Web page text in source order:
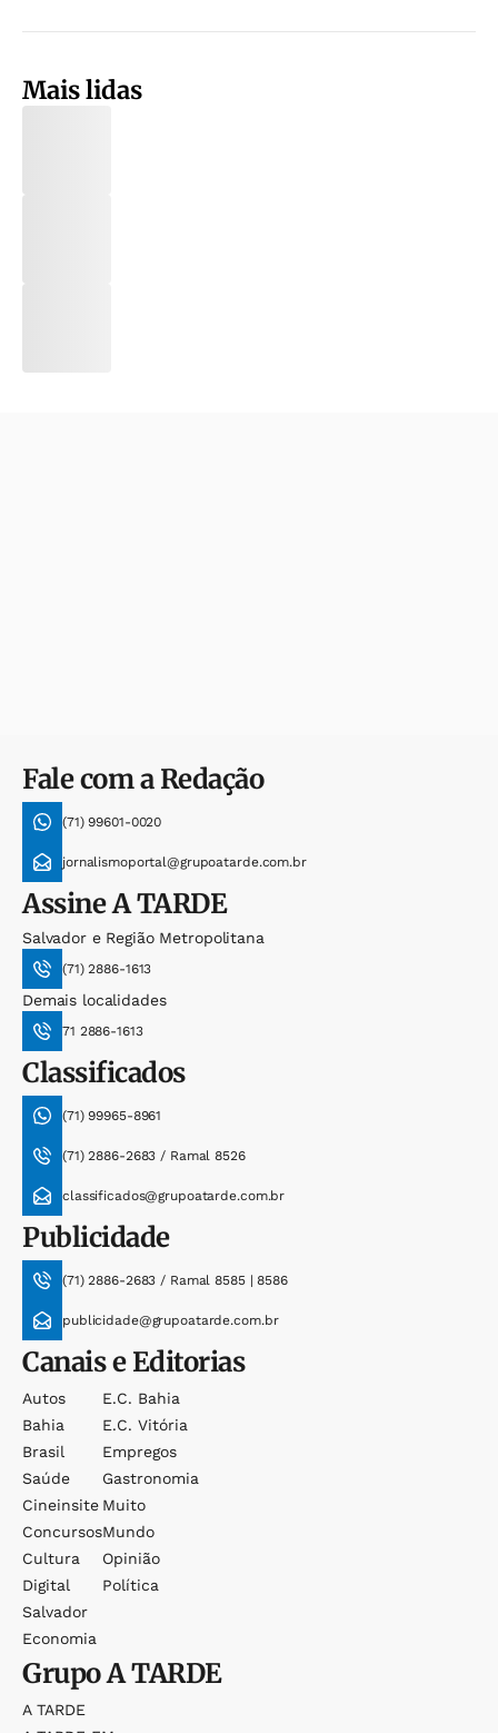
Mais lidas
Fale com a Redação
(71) 99601-0020
jornalismoportal@grupoatarde.com.br
AssineA TARDE
Salvador e Região Metropolitana
(71) 2886-1613
Demais localidades
71 2886-1613
Classificados
(71) 99965-8961
(71) 2886-2683 / Ramal 8526
classificados@grupoatarde.com.br
Publicidade
(71) 2886-2683 / Ramal 8585 | 8586
publicidade@grupoatarde.com.br
Canais e Editorias
Autos
Bahia
Brasil
Saúde
Cineinsite
Concursos
Cultura
Digital
Salvador
Economia
E.c. Bahia
E.c. Vitória
Empregos
Gastronomia
Muito
Mundo
Opinião
Política
GrupoA TARDE
A TARDE